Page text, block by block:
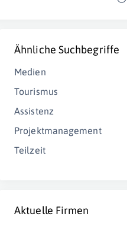
Ähnliche Suchbegriffe
Medien
Tourismus
Assistenz
Projektmanagement
Teilzeit
Aktuelle Firmen